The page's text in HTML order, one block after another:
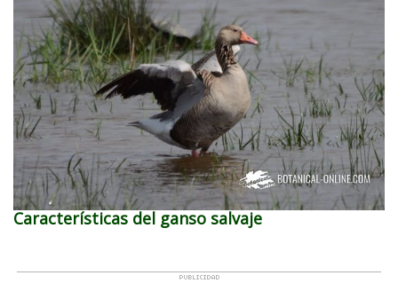
Características del ganso salvaje